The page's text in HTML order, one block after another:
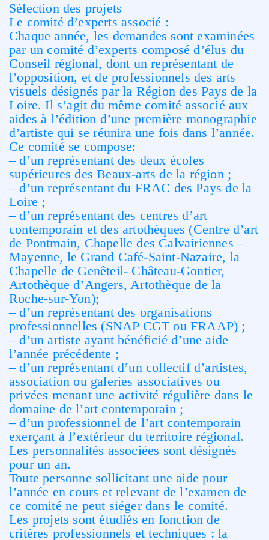
Sélection des projets
Le comité d’experts associé :
Chaque année, les demandes sont examinées
par un comité d’experts composé d’élus du
Conseil régional, dont un représentant de
l’opposition, et de professionnels des arts
visuels désignés par la Région des Pays de la
Loire. Il s’agit du même comité associé aux
aides à l’édition d’une première monographie
d’artiste qui se réunira une fois dans l’année.
Ce comité se compose:
– d’un représentant des deux écoles
supérieures des Beaux-arts de la région ;
– d’un représentant du FRAC des Pays de la
Loire ;
– d’un représentant des centres d’art
contemporain et des artothèques (Centre d’art
de Pontmain, Chapelle des Calvairiennes –
Mayenne, le Grand Café-Saint-Nazaire, la
Chapelle de Genêteil- Château-Gontier,
Artothèque d’Angers, Artothèque de la
Roche-sur-Yon);
– d’un représentant des organisations
professionnelles (SNAP CGT ou FRAAP) ;
– d’un artiste ayant bénéficié d’une aide
l’année précédente ;
– d’un représentant d’un collectif d’artistes,
association ou galeries associatives ou
privées menant une activité régulière dans le
domaine de l’art contemporain ;
– d’un professionnel de l’art contemporain
exerçant à l’extérieur du territoire régional.
Les personnalités associées sont désignés
pour un an.
Toute personne sollicitant une aide pour
l’année en cours et relevant de l’examen de
ce comité ne peut siéger dans le comité.
Les projets sont étudiés en fonction de
critères professionnels et techniques : la